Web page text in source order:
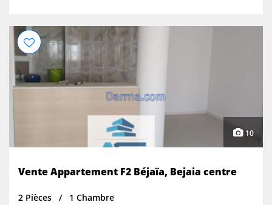
10
Vente Appartement F2 Béjaïa, Bejaia centre
2 Pièces 1 Chambre